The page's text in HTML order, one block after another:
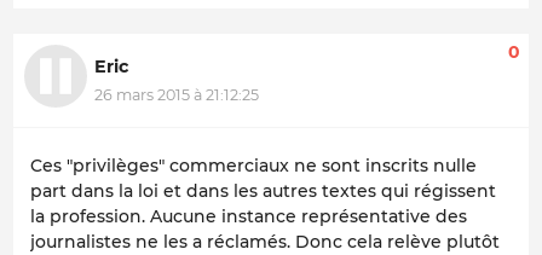
Eric
26 mars 2015 à 21:12:25
0
Ces "privilèges" commerciaux ne sont inscrits nulle
part dans la loi et dans les autres textes qui régissent
la profession. Aucune instance représentative des
journalistes ne les a réclamés. Donc cela relève plutôt